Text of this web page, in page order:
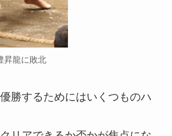
昇龍に敗北
勝するためにはいくつものハ